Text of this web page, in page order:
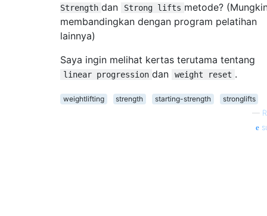
Strength dan Strong lifts metode?
membandingkan dengan program pelatihan
lainnya)
Saya ingin melihat kertas terutama tentang
linear progression dan weight reset .
weightlifting strength starting-strength
stronglifts
—